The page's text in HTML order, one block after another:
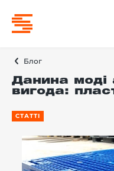
Блог
Данина моді
вигода:
СТАТТІ